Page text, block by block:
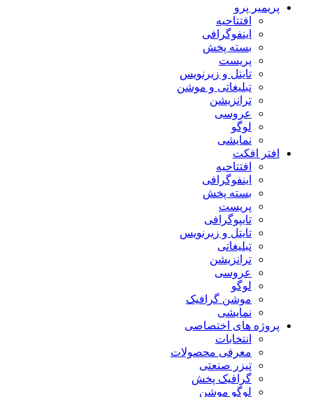
پریمیر پرو
افتتاحیه
اینفوگرافی
بسته پخش
پریست
تایتل و زیرنویس
تبلیغاتی و موشن
ترانزیشن
عروسی
لوگو
نمایشی
افتر افکت
افتتاحیه
اینفوگرافی
بسته پخش
پریست
تایپوگرافی
تایتل و زیرنویس
تبلیغاتی
ترانزیشن
عروسی
لوگو
موشن گرافیک
نمایشی
پروژه های اختصاصی
انتخابات
معرفی محصولات
تیزر صنعتی
گرافیک پخش
لوگو موشن